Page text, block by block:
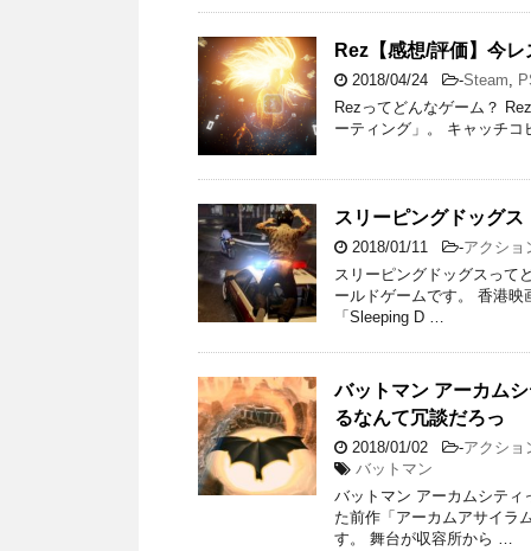
Rez【感想/評価】今
2018/04/24 -Steam,
Rezってどんなゲーム？
ーティング」。 キャッチ
スリーピングドッグ
2018/01/11 -アクショ
スリーピングドッグスって
ールドゲームです。 香港
「Sleeping D …
バットマン アーカム
るなんて冗談だろっ
2018/01/02 -アクショ
バットマン
バットマン アーカムシティ
た前作「アーカムアサイラ
す。 舞台が収容所から …